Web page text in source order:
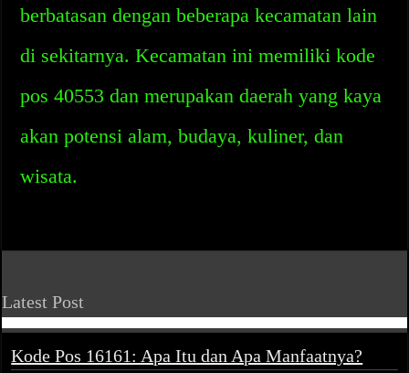
berbatasan dengan beberapa kecamatan lain
di sekitarnya. Kecamatan ini memiliki kode
pos 40553 dan merupakan daerah yang kaya
akan potensi alam, budaya, kuliner, dan
wisata.
Latest Post
Kode Pos 16161: Apa Itu dan Apa Manfaatnya?